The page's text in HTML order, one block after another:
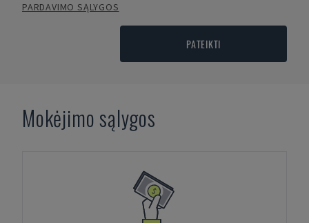
PARDAVIMO SĄLYGOS
PATEIKTI
Mokėjimo sąlygos